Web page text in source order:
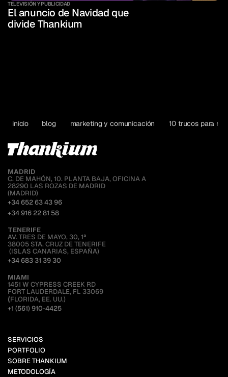
TELEVISIÓN Y PUBLICIDAD
El anuncio de Navidad que
divide Thankium
inicio blog marketing y comunicación 10 trucos para
MADRID
C. DE MAHÓN, 10. PLANTA BAJA, OFICINA A
28290 LAS ROZAS DE MADRID
(MADRID)
+34 652 63 43 96
+34 916 22 81 58
TENERIFE
AV. TRES DE MAYO, 30, 1ª
38005 STA. CRUZ DE TENERIFE
(ISLAS CANARIAS, ESPAÑA)
+34 683 31 39 30
MIAMI
1451 W CYPRESS CREEK RD
FORT LAUDERDALE, FL 33069
(FLORIDA, EE. UU.)
+1 (561) 910-4425
SERVICIOS
PORTFOLIO
SOBRE THANKIUM
METODOLOGÍA